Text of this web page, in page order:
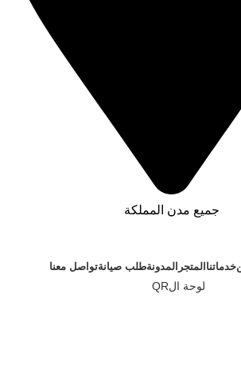
جميع مدن المملكة
خدماتنا المتجر المدونةطلب صيانةتواصل معنا
لوحة الQR